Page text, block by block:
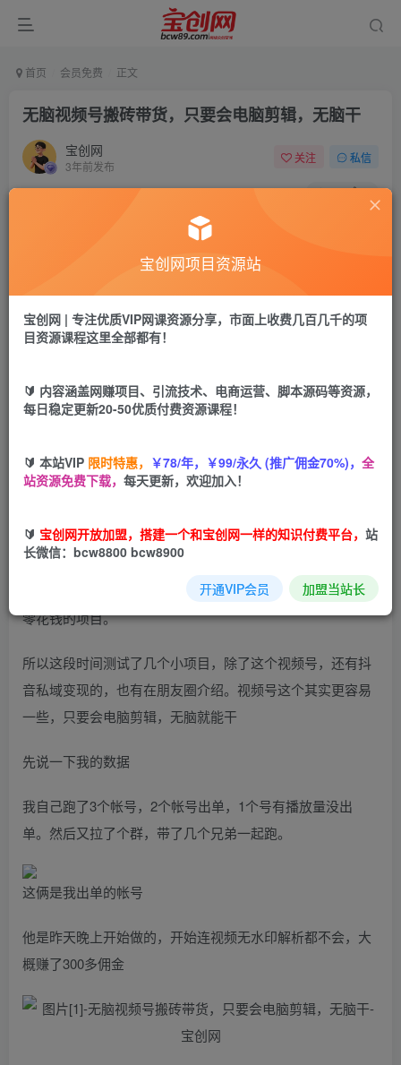
首页 会员免费 正文
无脑视频号搬砖带货，只要会电脑剪辑，无脑干
宝创网
3年前发布
关注 私信
39 9
无脑视频号搬砖带货，只要会电脑剪辑，无脑干
此内容为付费资源，请付费后查看
宝币9.9 宝币 19.9
年卡会员 免费
您当前未登录！建议登陆后购买，可保存购买订单
一个连初中生都能执行的项目，目没有一点运营什么的技
量来，出单。
过完年一直有兄弟找我问，有没有无需运营，当天就能赚点
零花钱的项目。
所以这段时间测试了几个小项目，除了这个视频号，还有抖
音私域变现的，也有在朋友圈介绍。视频号这个其实更容易
一些，只要会电脑剪辑，无脑就能干
先说一下我的数据
我自己跑了3个帐号，2个帐号出单，1个号有播放量没出
单。然后又拉了个群，带了几个兄弟一起跑。
这俩是我出单的帐号
他是昨天晚上开始做的，开始连视频无水印解析都不会，大
概赚了300多佣金
宝创网项目资源站
宝创网 | 专注优质VIP网课资源分享，市面上收费几百几千的项
目资源课程这里全部都有！
🔰 内容涵盖网赚项目、引流技术、电商运营、脚本源码等资源，
每日稳定更新20-50优质付费资源课程！
🔰 本站VIP 限时特惠， ￥78/年，￥99/永久 (推广佣金70%)， 全
站资源免费下载， 每天更新，欢迎加入！
🔰 宝创网开放加盟，搭建一个和宝创网一样的知识付费平台， 站
长微信：bcw8800 bcw8900
开通VIP会员 加盟当站长